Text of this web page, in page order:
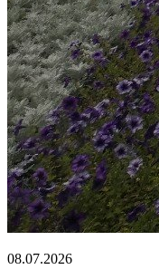
08.07.2026